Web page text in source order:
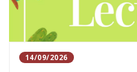
14/09/2026